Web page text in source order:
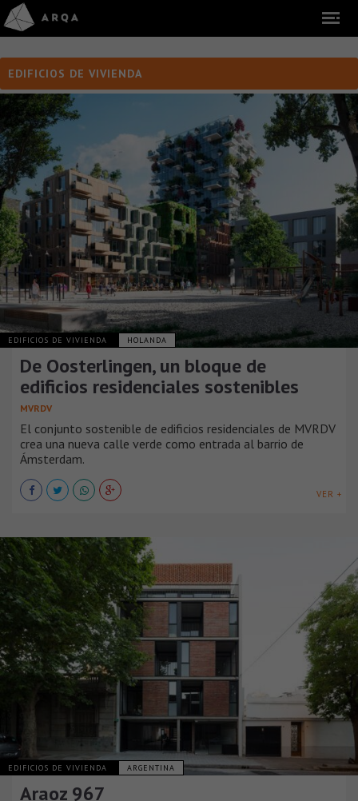
EDIFICIOS DE VIVIENDA
EDIFICIOS DE VIVIENDA HOLANDA
De Oosterlingen, un bloque de
edificios residenciales sostenibles
MVRDV
El conjunto sostenible de edificios residenciales de MVRDV
crea una nueva calle verde como entrada al barrio de
Ámsterdam.
VER +
EDIFICIOS DE VIVIENDA ARGENTINA
Araoz 967